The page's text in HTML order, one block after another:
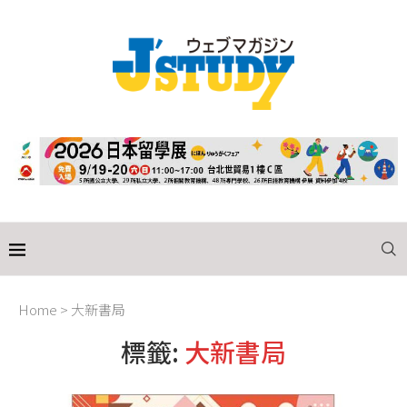
Home > 大新書局
標籤: 大新書局